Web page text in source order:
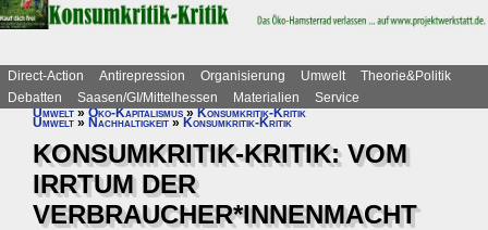
Direct-Action Antirepression Organisierung Umwelt
Theorie&Politik
Debatten
Saasen/GI/Mittelhessen Materialien
Service
Umwelt»Öko-Kapitalismus»Konsumkritik-Kritik
Umwelt » Nachhaltigkeit » Konsumkritik-Kritik
KONSUMKRITIK-KRITIK: VOM
IRRTUM DER
VERBRAUCHER*INNENMACHT